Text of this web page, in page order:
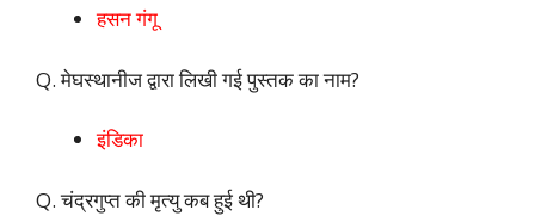
हसन गंगू
Q. मेघस्थानीज द्वारा लिखी गई पुस्तक का नाम?
इंडिका
Q. चंद्रगुप्त की मृत्यु कब हुई थी?